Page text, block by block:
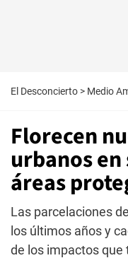
El Desconcierto > Medio
Florecen
urbanos
áreas
Las parcelaciones
los últimos años y
de los impactos que